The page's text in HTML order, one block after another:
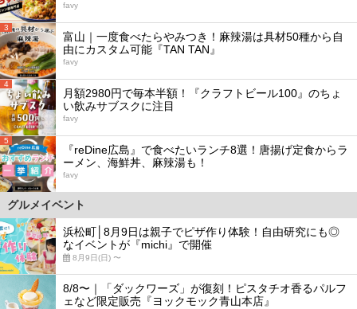
favy
3
富山｜一度食べたらやみつき！麻辣湯は具材50種から自
由にカスタム可能『TAN TAN』
favy
4
月額2980円で毎本半額！『クラフトビール100』のちょ
い飲みサブスクに注目
favy
5
『reDine広島』で食べたいランチ8選！唐揚げ定食からラ
ーメン、海鮮丼、麻辣湯も！
favy
グルメイベント
浜松町│8月9日は親子でピザ作り体験！自由研究にも◎
なイベントが『michi』で開催
8月9日(日) 〜
8/8〜｜「ダックワーズ」が復刻！ピスタチオ香るパルフ
ェなど限定販売『ヨックモック青山本店』